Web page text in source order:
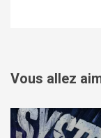
Vous allez